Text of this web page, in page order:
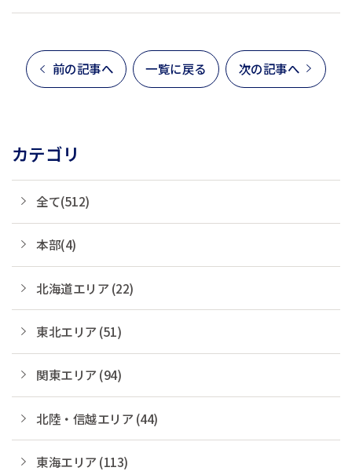
前の記事へ 一覧に戻る 次の記事へ
カテゴリ
全て(512)
本部(4)
北海道エリア (22)
東北エリア (51)
関東エリア (94)
北陸・信越エリア (44)
東海エリア (113)